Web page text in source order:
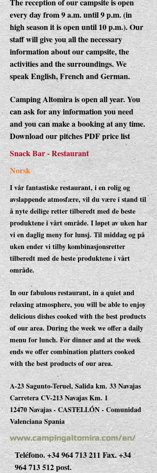
every day from 9 a.m. until 9 p.m. (in
high season it is open until 10 p.m.). Our
staff will give you all the necessary
information about our campsite, the
activities and the surroundings. We
speak English, French and German.
Camping Altomira is open all year. You
can ask for any information you need
and you can make a booking at any time.
Download our pitches PDF price list
Snack Bar - Restaurant
Norsk
I vår fantastiske restaurant, i en rolig og
avslappende atmosfære, vil du være i stand til
å nyte deilige retter tilberedt med de beste
produktene i vårt område. I løpet av uken har
vi en daglig meny for lunsj. Til middag og på
uken ender vi tilby kombinasjonsretter
tilberedt med de beste produktene i vårt
område.
In our fabulous restaurant, in a quiet and
relaxing atmosphere, you will be able to enjoy
delicious dishes cooked with the best products
of our area. During the week we offer a daily
menu for lunch. For dinner and at the week
ends we offer combination platters cooked
with the best products of our area.
A-23 Sagunto-Teruel, Salida km. 33 Navajas
Carretera CV-213 Navajas Km. 1
12470 Navajas - CASTELLÓN - Comunidad
Valenciana Spania
www.campingaltomira.com/en/
Teléfono.+34 964 713 211Fax.+34
964 713 512post.